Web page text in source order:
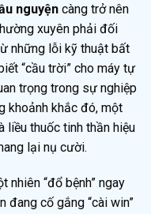
nguyện càng trở nên
xuyên phải đối
những lỗi kỹ thuật bất
“cầu trời” cho máy tự
trọng trong sự nghiệp
khoảnh khắc đó, một
liều thuốc tinh thần hiệu
lại nụ cười.
nhiên “đổ bệnh” ngay
đang cố gắng “cài win”